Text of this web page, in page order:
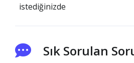
istediğinizde
Sık Sorulan